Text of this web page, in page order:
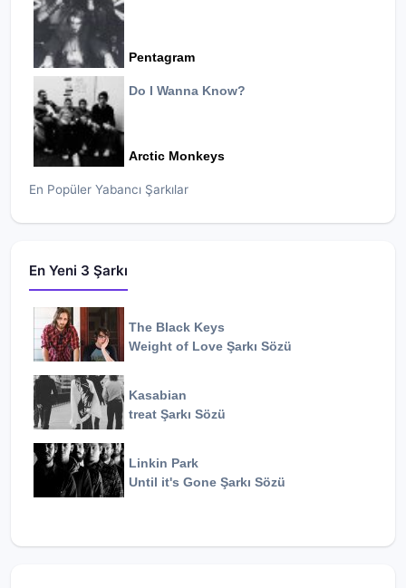
Pentagram
Do I Wanna Know?
Arctic Monkeys
En Popüler Yabancı Şarkılar
En Yeni 3 Şarkı
The Black Keys
Weight of Love Şarkı Sözü
Kasabian
treat Şarkı Sözü
Linkin Park
Until it's Gone Şarkı Sözü